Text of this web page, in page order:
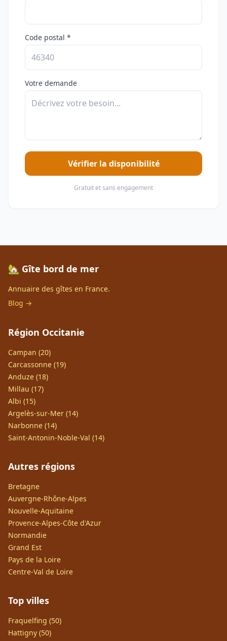
Code postal *
Votre demande
Vérifier la disponibilité
Gratuit et sans engagement
🏡 Gîte bord de mer
Annuaire des gîtes en France.
Blog →
Région Occitanie
Campan (20)
Carcassonne (19)
Anduze (18)
Millau (17)
Albi (15)
Argelès-sur-Mer (14)
Narbonne (14)
Saint-Antonin-Noble-Val (14)
Autres régions
Bretagne
Auvergne-Rhône-Alpes
Nouvelle-Aquitaine
Provence-Alpes-Côte d'Azur
Normandie
Grand Est
Pays de la Loire
Centre-Val de Loire
Top villes
Fraquelfing (50)
Hattigny (50)